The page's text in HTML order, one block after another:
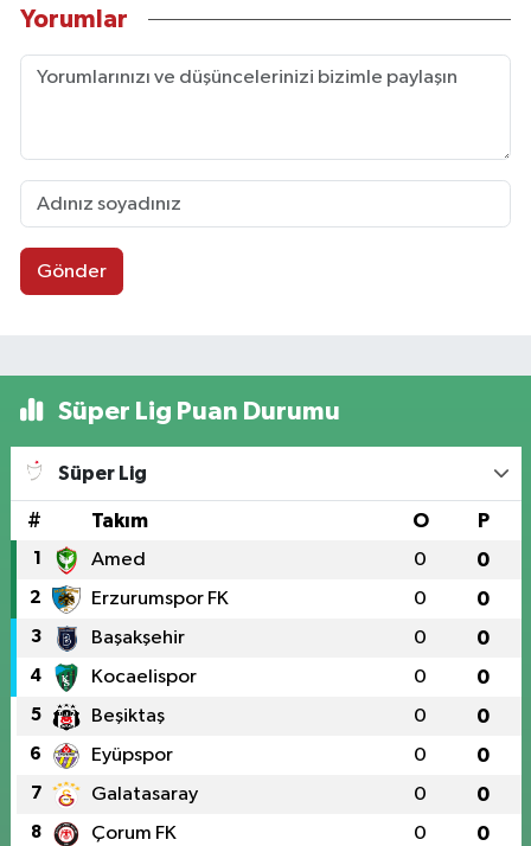
Yorumlar
Gönder
Süper Lig Puan Durumu
Süper Lig
# Takım O P
1 Amed 0 0
2 Erzurumspor FK 0 0
3 Başakşehir 0 0
4 Kocaelispor 0 0
5 Beşiktaş 0 0
6 Eyüpspor 0 0
7 Galatasaray 0 0
8 Çorum FK 0 0